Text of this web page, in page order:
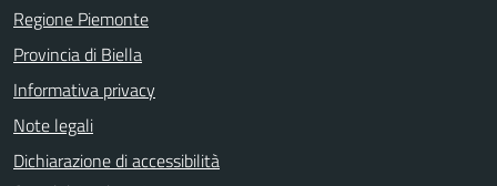
Regione Piemonte
Provincia di Biella
Informativa privacy
Note legali
Dichiarazione di accessibilità